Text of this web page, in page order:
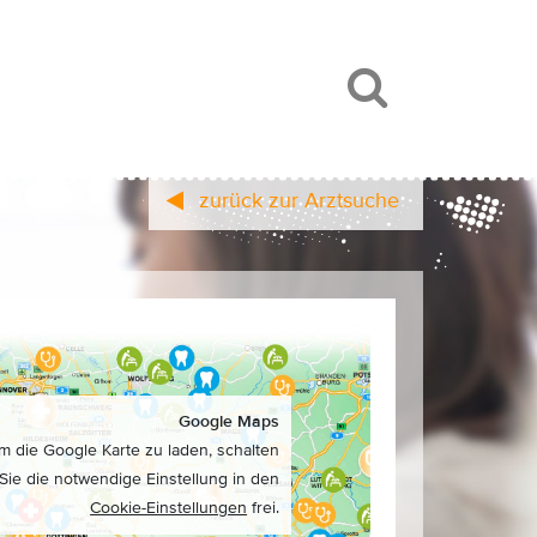
zurück zur Arztsuche
Google Maps
die Google Karte zu laden, schalten
Sie die notwendige Einstellung in den
Cookie-Einstellungen frei.